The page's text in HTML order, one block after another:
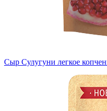
Сыр Сулугуни легкое